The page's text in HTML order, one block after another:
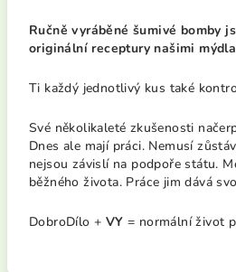
Ručně vyráběné šumivé bomby
originální receptury našimi
Ti každý jednotlivý kus také
Své několikaleté zkušenosti
Dnes ale mají práci. Nemusí
nejsou závislí na podpoře státu.
běžného života. Práce jim dává
DobroDílo + VY = normální život